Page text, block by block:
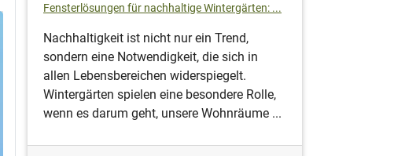
Fensterlösungen für nachhaltige Wintergärten: ...
Nachhaltigkeit ist nicht nur ein Trend,
sondern eine Notwendigkeit, die sich in
allen Lebensbereichen widerspiegelt.
Wintergärten spielen eine besondere Rolle,
wenn es darum geht, unsere Wohnräume ...